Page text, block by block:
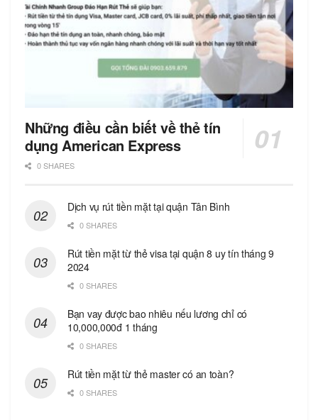
Những điều cần biết về thẻ tín
dụng American Express
0 SHARES
Dịch vụ rút tiền mặt tại quận Tân Bình
0 SHARES
Rút tiền mặt từ thẻ visa tại quận 8 uy tín tháng 9
2024
0 SHARES
Bạn vay được bao nhiêu nếu lương chỉ có
10,000,000đ 1 tháng
0 SHARES
Rút tiền mặt từ thẻ master có an toàn?
0 SHARES